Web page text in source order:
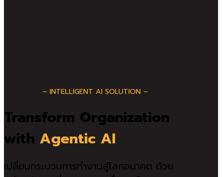
– INTELLIGENT AI SOLUTION –
Transform Organization
with Agentic AI
เปลี่ยนกระบวนการทำงานสู่โลกอนาคต ด้วย